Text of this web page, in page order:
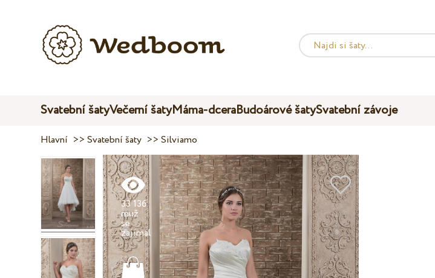
Svatební šatyVečerní šatyMáma-dceraBudoárové šatySvatební závoje
Hlavní >>Svatební šaty >>Silviamo
33 136
muž
se